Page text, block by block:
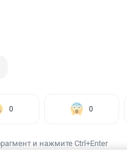
0 0
и нажмите Ctrl+Enter